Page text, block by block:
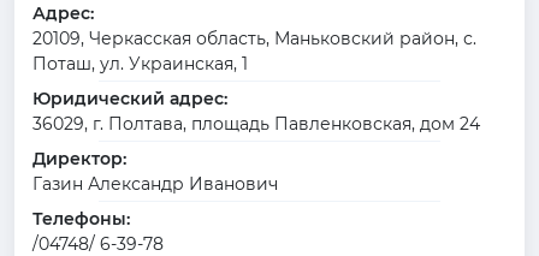
Адрес:
20109, Черкасская область, Маньковский район, с.
Поташ, ул. Украинская, 1
Юридический адрес:
36029, г. Полтава, площадь Павленковская, дом 24
Директор:
Газин Александр Иванович
Телефоны:
/04748/ 6-39-78